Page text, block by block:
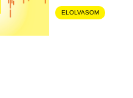
ELOLVASOM